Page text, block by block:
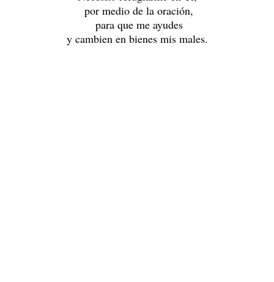
por medio de la oración,
para que me ayudes
y cambien en bienes mis males.